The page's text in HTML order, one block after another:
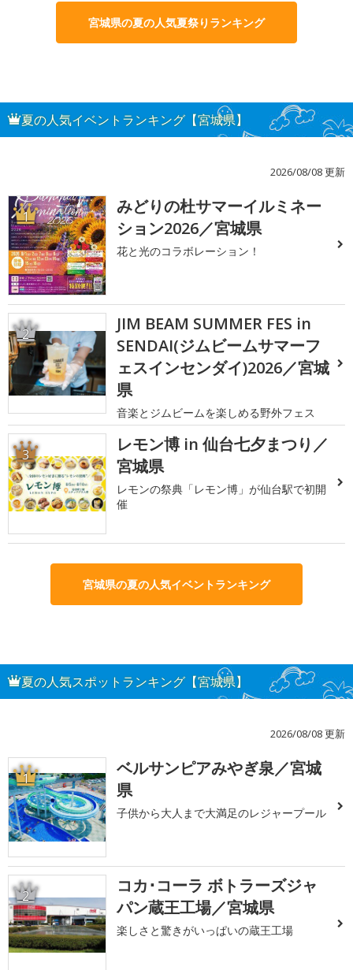
宮城県の夏の人気夏祭りランキング
夏の人気イベントランキング【宮城県】
2026/08/08 更新
1
みどりの杜サマーイルミネー
ション2026／宮城県
花と光のコラボレーション！
2
JIM BEAM SUMMER FES in
SENDAI(ジムビームサマーフ
ェスインセンダイ)2026／宮城
県
音楽とジムビームを楽しめる野外フェス
3
レモン博 in 仙台七夕まつり／
宮城県
レモンの祭典「レモン博」が仙台駅で初開
催
宮城県の夏の人気イベントランキング
夏の人気スポットランキング【宮城県】
2026/08/08 更新
1
ベルサンピアみやぎ泉／宮城
県
子供から大人まで大満足のレジャープール
2
コカ･コーラ ボトラーズジャ
パン蔵王工場／宮城県
楽しさと驚きがいっぱいの蔵王工場